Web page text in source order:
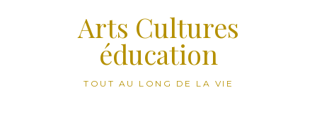
Arts Cultures
éducation
TOUT AU LONG DE LA VIE